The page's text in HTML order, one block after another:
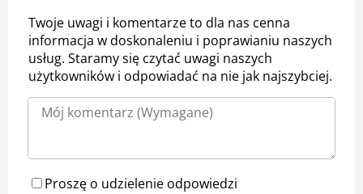
Twoje uwagi i komentarze to dla nas cenna
informacja w doskonaleniu i poprawianiu naszych
usług. Staramy się czytać uwagi naszych
użytkowników i odpowiadać na nie jak najszybciej.
Proszę o udzielenie odpowiedzi